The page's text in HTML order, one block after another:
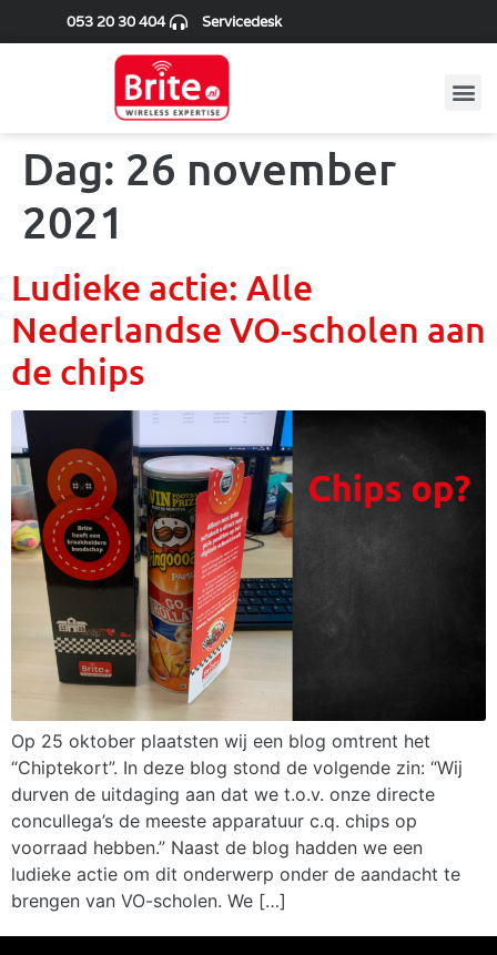
053 20 30 404 Servicedesk
Dag: 26 november
2021
Ludieke actie: Alle
Nederlandse VO-scholen aan
de chips
Op 25 oktober plaatsten wij een blog omtrent het
“Chiptekort”. In deze blog stond de volgende zin: “Wij
durven de uitdaging aan dat we t.o.v. onze directe
concullega’s de meeste apparatuur c.q. chips op
voorraad hebben.” Naast de blog hadden we een
ludieke actie om dit onderwerp onder de aandacht te
brengen van VO-scholen. We […]